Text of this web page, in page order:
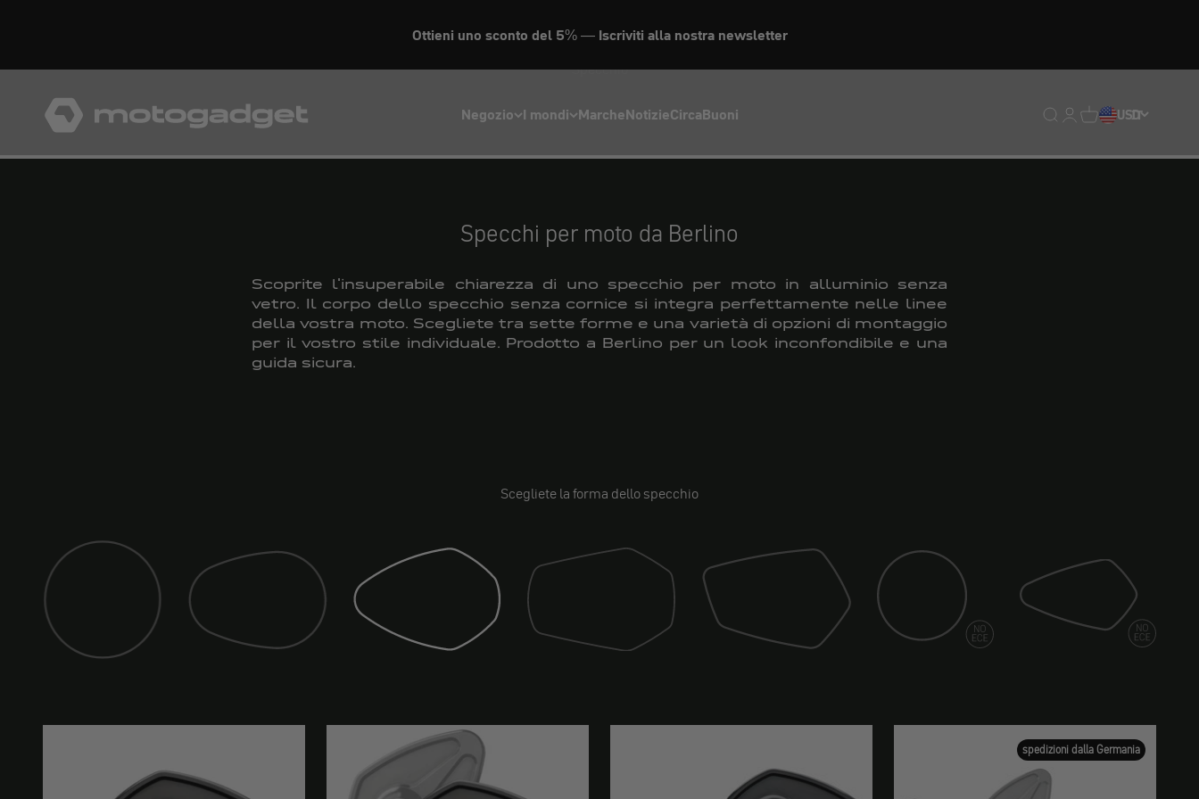
Ottieni uno sconto del 5% — Iscriviti alla nostra newsletter
Negozio I mondi MarcheNotizieCircaBuoni
motogadget GmbH
Traduzione mancante:
Traduzione
Traduzione
USD
IT
Specchio
Specchi per moto da Berlino
Scoprite l'insuperabile chiarezza di uno specchio per moto in alluminio senza
vetro. Il corpo dello specchio senza cornice si integra perfettamente nelle linee
della vostra moto. Scegliete tra sette forme e una varietà di opzioni di montaggio
per il vostro stile individuale. Prodotto a Berlino per un look inconfondibile e una
guida sicura.
Scegliete la forma dello specchio
Specchio (classico) Specchio (club) Specchio (sport) Specchio (deriva) Specchio (gara) Specchio (spia) Specchio (lama)
spedizioni dalla Germania